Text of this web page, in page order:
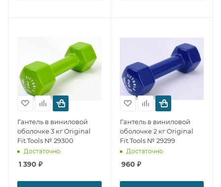
Гантель в виниловой
оболочке 3 кг Original
Fit.Tools № 29300
Достаточно
1 390 ₽
Гантель в виниловой
оболочке 2 кг Original
Fit.Tools № 29299
Достаточно
960 ₽